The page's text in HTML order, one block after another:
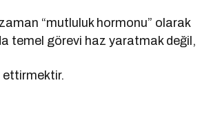
“mutluluk hormonu” olarak
temel görevi haz yaratmak değil,
ettirmektir.